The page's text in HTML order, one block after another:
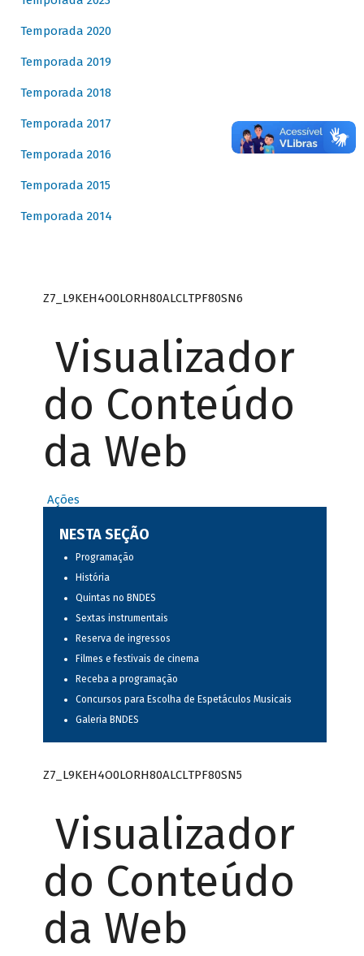
Temporada 2020
Temporada 2019
Temporada 2018
Temporada 2017
Temporada 2016
Temporada 2015
Temporada 2014
Z7_L9KEH4O0LORH80ALCLTPF80SN6
Visualizador
do Conteúdo
da Web
Ações
NESTA SEÇÃO
Programação
História
Quintas no BNDES
Sextas instrumentais
Reserva de ingressos
Filmes e festivais de cinema
Receba a programação
Concursos para Escolha de Espetáculos Musicais
Galeria BNDES
Z7_L9KEH4O0LORH80ALCLTPF80SN5
Visualizador
do Conteúdo
da Web